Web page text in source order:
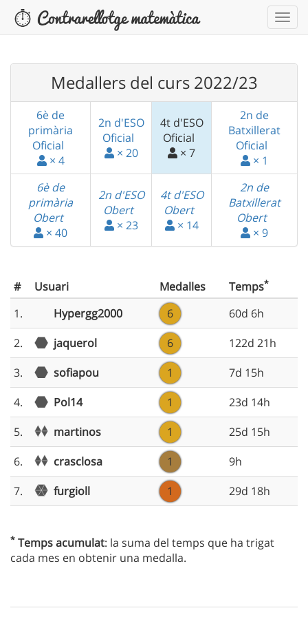
Medallers del curs 2022/23
6è de
primària
Oficial
× 4
2n d'ESO
Oficial
× 20
4t d'ESO
Oficial
× 7
2n de
Batxillerat
Oficial
× 1
6è de
primària
Obert
× 40
2n d'ESO
Obert
× 23
4t d'ESO
Obert
× 14
2n de
Batxillerat
Obert
× 9
# Usuari Medalles Temps*
1. Hypergg2000 6
60d 6h
2.
jaquerol 6
122d 21h
3.
sofiapou 1
7d 15h
4.
Pol14 1
23d 14h
5.
martinos 1
25d 15h
6.
crasclosa 1
9h
7.
furgioll 1 29d 18h
* Temps acumulat: la suma del temps que ha trigat
cada mes en obtenir una medalla.